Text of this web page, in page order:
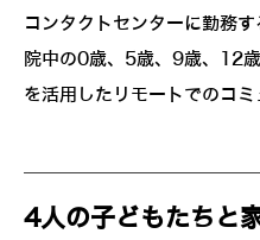
コンタクトセンターに勤務
院中の0歳、5歳、9歳、12
を活用したリモートでのコミ
4人の子どもたちと